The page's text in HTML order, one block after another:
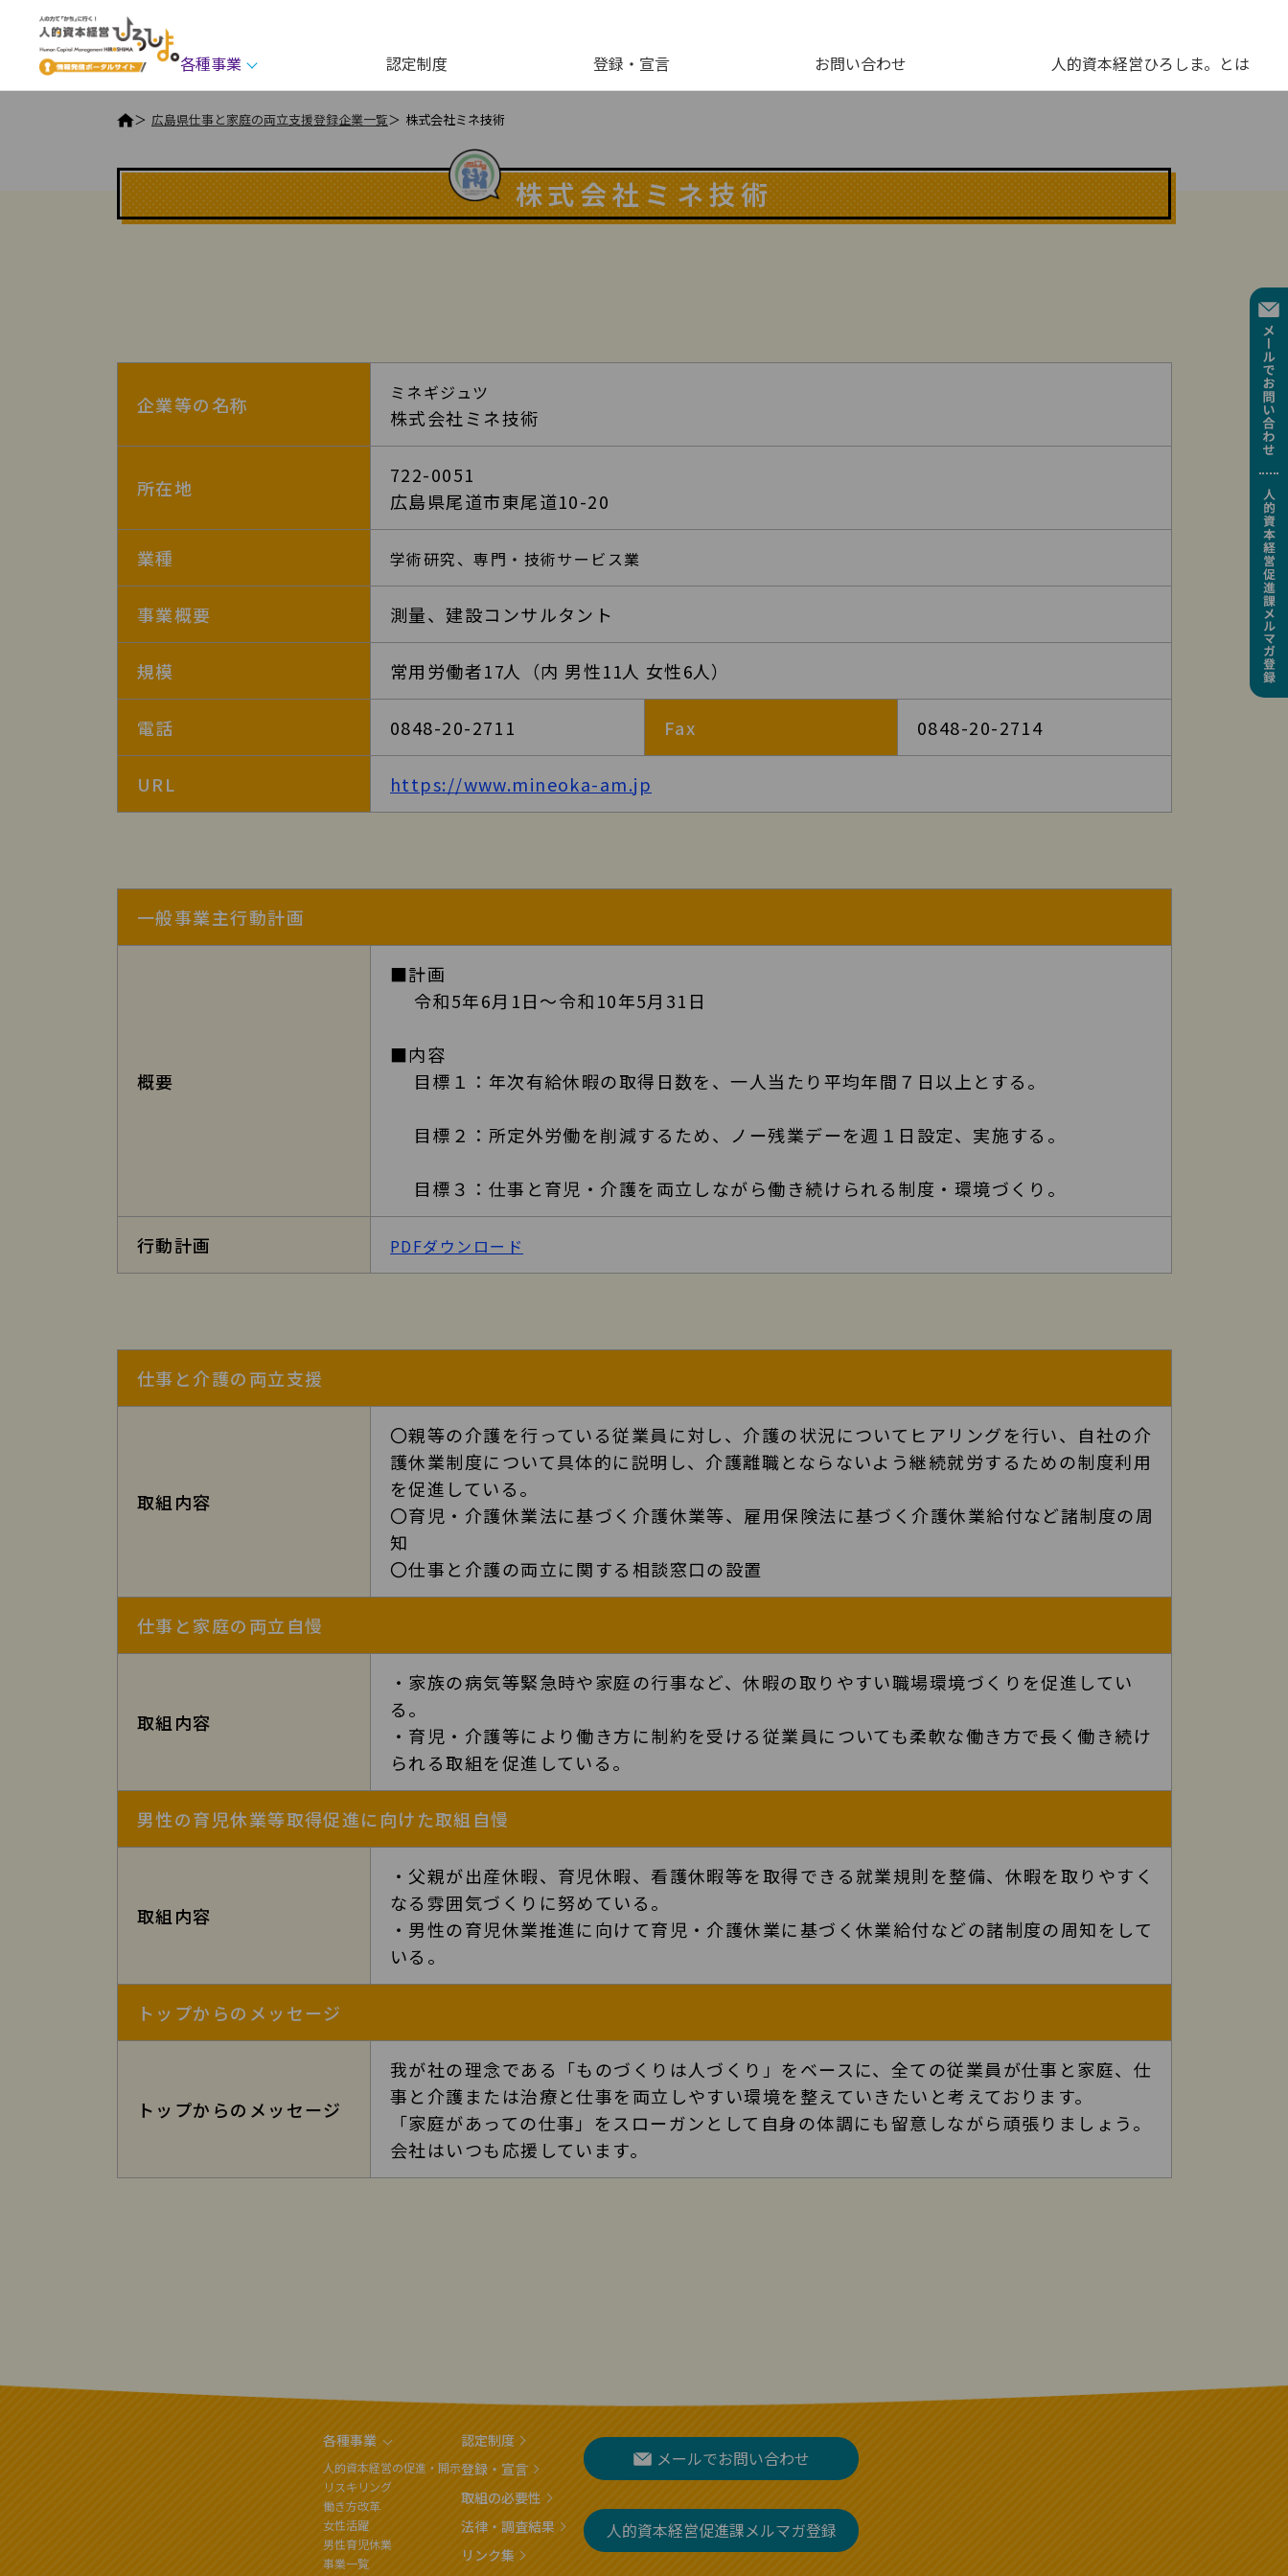
このページの本文へ
ページの先頭です。
各種事業 認定制度 登録・宣言 お問い合わせ 人的資本経営ひろしま。とは
広島県仕事と家庭の両立支援登録企業一覧 株式会社ミネ技術
株式会社ミネ技術
企業等の名称 ミネギジュツ
株式会社ミネ技術
所在地
722-0051
広島県尾道市東尾道10-20
業種 学術研究、専門・技術サービス業
事業概要 測量、建設コンサルタント
規模 常用労働者17人（内 男性11人 女性6人）
電話 0848-20-2711 Fax 0848-20-2714
URL https://www.mineoka-am.jp
一般事業主行動計画
概要
■計画
令和5年6月1日～令和10年5月31日
■内容
目標１：年次有給休暇の取得日数を、一人当たり平均年間７日以上とする。
目標２：所定外労働を削減するため、ノー残業デーを週１日設定、実施する。
目標３：仕事と育児・介護を両立しながら働き続けられる制度・環境づくり。
行動計画 PDFダウンロード
仕事と介護の両立支援
取組内容
〇親等の介護を行っている従業員に対し、介護の状況についてヒアリングを行い、自社の介
護休業制度について具体的に説明し、介護離職とならないよう継続就労するための制度利用
を促進している。
〇育児・介護休業法に基づく介護休業等、雇用保険法に基づく介護休業給付など諸制度の周
知
〇仕事と介護の両立に関する相談窓口の設置
仕事と家庭の両立自慢
取組内容
・家族の病気等緊急時や家庭の行事など、休暇の取りやすい職場環境づくりを促進してい
る。
・育児・介護等により働き方に制約を受ける従業員についても柔軟な働き方で長く働き続け
られる取組を促進している。
男性の育児休業等取得促進に向けた取組自慢
取組内容
・父親が出産休暇、育児休暇、看護休暇等を取得できる就業規則を整備、休暇を取りやすく
なる雰囲気づくりに努めている。
・男性の育児休業推進に向けて育児・介護休業に基づく休業給付などの諸制度の周知をして
いる。
トップからのメッセージ
トップからのメッセージ
我が社の理念である「ものづくりは人づくり」をベースに、全ての従業員が仕事と家庭、仕
事と介護または治療と仕事を両立しやすい環境を整えていきたいと考えております。
「家庭があっての仕事」をスローガンとして自身の体調にも留意しながら頑張りましょう。
会社はいつも応援しています。
各種事業
人的資本経営の促進・開示
リスキリング
働き方改革
女性活躍
男性育児休業
事業一覧
認定制度
登録・宣言
取組の必要性
法律・調査結果
リンク集
メールでお問い合わせ
人的資本経営促進課メルマガ登録